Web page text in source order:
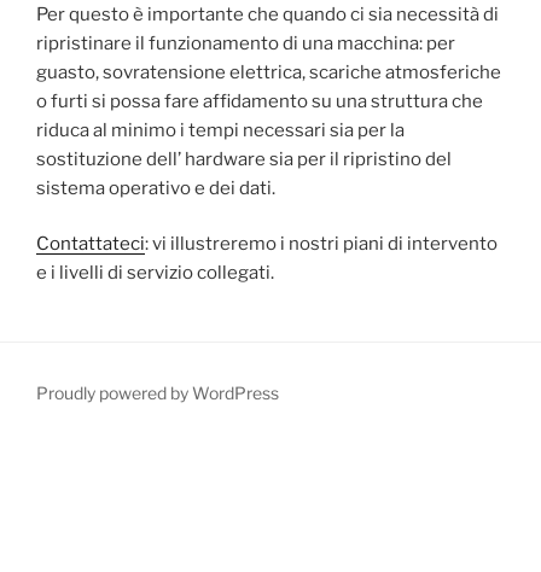
Per questo è importante che quando ci sia necessità di
ripristinare il funzionamento di una macchina: per
guasto, sovratensione elettrica, scariche atmosferiche
o furti si possa fare affidamento su una struttura che
riduca al minimo i tempi necessari sia per la
sostituzione dell’ hardware sia per il ripristino del
sistema operativo e dei dati.
Contattateci: vi illustreremo i nostri piani di intervento
e i livelli di servizio collegati.
Proudly powered by WordPress